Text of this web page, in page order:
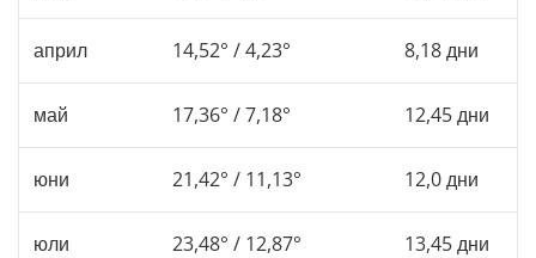
април 14,52° / 4,23° 8,18 дни
май 17,36° / 7,18° 12,45 дни
юни 21,42° / 11,13° 12,0 дни
юли 23,48° / 12,87° 13,45 дни